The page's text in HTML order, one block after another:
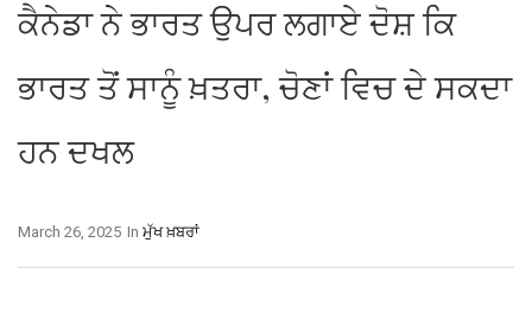
ਕੈਨੇਡਾ ਨੇ ਭਾਰਤ ਉਪਰ ਲਗਾਏ ਦੋਸ਼ ਕਿ
ਭਾਰਤ ਤੋਂ ਸਾਨੂੰ ਖ਼ਤਰਾ, ਚੋਣਾਂ ਵਿਚ ਦੇ ਸਕਦਾ
ਹਨ ਦਖਲ
In ਮੁੱਖ ਖ਼ਬਰਾਂ
March 26, 2025